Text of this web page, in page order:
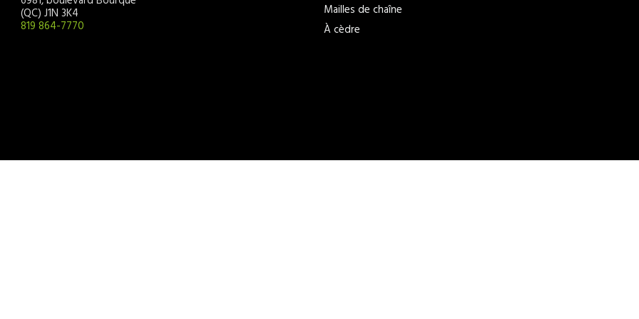
(QC) J1N 3K4
819 864-7770
Mailles de chaîne
À cèdre